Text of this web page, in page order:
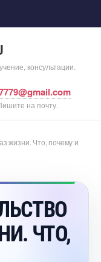
консультации.
на почту.
жизни. Что, почему и
ЧТО,